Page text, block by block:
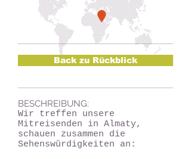
BESCHREIBUNG:
Wir treffen unsere
Mitreisenden in Almaty,
schauen zusammen die
Sehenswürdigkeiten an:
Back zu Rückblick